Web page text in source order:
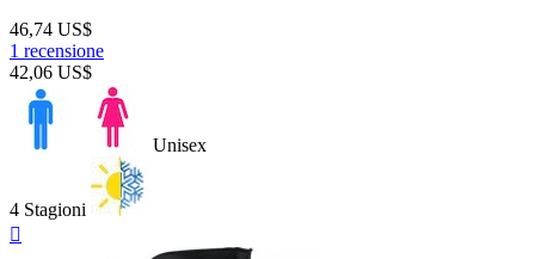
46,74 US$
1 recensione
42,06 US$
Unisex
4 Stagioni
